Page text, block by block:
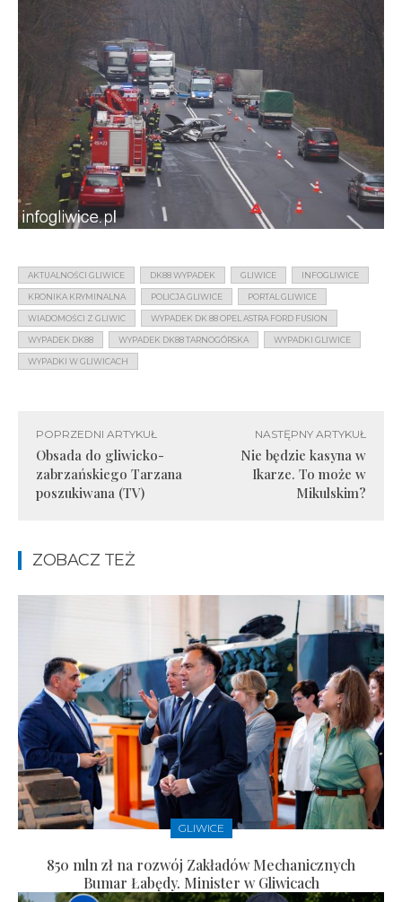
AKTUALNOŚCI GLIWICE DK88 WYPADEK GLIWICE INFOGLIWICE
KRONIKA KRYMINALNA POLICJA GLIWICE PORTAL GLIWICE
WIADOMOŚCI Z GLIWIC WYPADEK DK 88 OPEL ASTRA FORD FUSION
WYPADEK DK88 WYPADEK DK88 TARNOGÓRSKA WYPADKI GLIWICE
WYPADKI W GLIWICACH
POPRZEDNI ARTYKUŁ
Obsada do gliwicko-
zabrzańskiego Tarzana
poszukiwana (TV)
NASTĘPNY ARTYKUŁ
Nie będzie kasyna w
Ikarze. To może w
Mikulskim?
ZOBACZ TEŻ
GLIWICE
850 mln zł na rozwój Zakładów Mechanicznych
Bumar Łabędy. Minister w Gliwicach